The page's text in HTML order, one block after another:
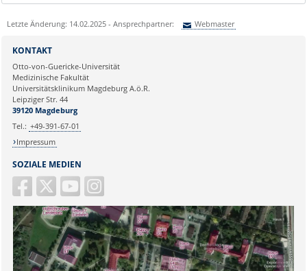
Letzte Änderung: 14.02.2025 - Ansprechpartner: Webmaster
Ihre E-Mailadresse:
Ihr Anliegen:
SOZIALE MEDIEN
KONTAKT
Otto-von-Guericke-Universität
Medizinische Fakultät
Universitätsklinikum Magdeburg A.ö.R.
Leipziger Str. 44
39120 Magdeburg
Tel.: +49-391-67-01
Impressum